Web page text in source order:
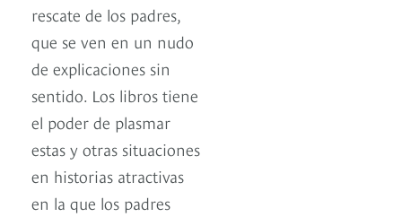
rescate de los padres,
que se ven en un nudo
de explicaciones sin
sentido. Los libros tiene
el poder de plasmar
estas y otras situaciones
en historias atractivas
en la que los padres